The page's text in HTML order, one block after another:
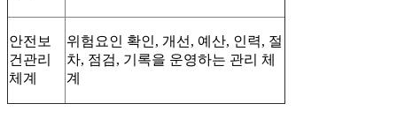
안전보
건관리
체계
위험요인 확인, 개선, 예산, 인력, 절
차, 점검, 기록을 운영하는 관리 체
계